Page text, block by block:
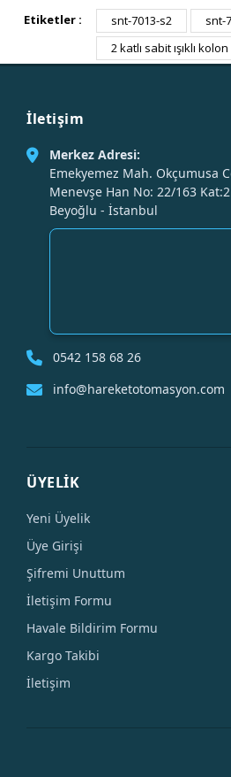
Etiketler : snt-7013-s2 snt-
2 katlı sabit ışıklı kolon
İletişim
Merkez Adresi:
Emekyemez Mah. Okçumusa
Menevşe Han No: 22/163 Kat:2
Beyoğlu - İstanbul
0542 158 68 26
info@hareketotomasyon.com
ÜYELİK
Yeni Üyelik
Üye Girişi
Şifremi Unuttum
İletişim Formu
Havale Bildirim Formu
Kargo Takibi
İletişim